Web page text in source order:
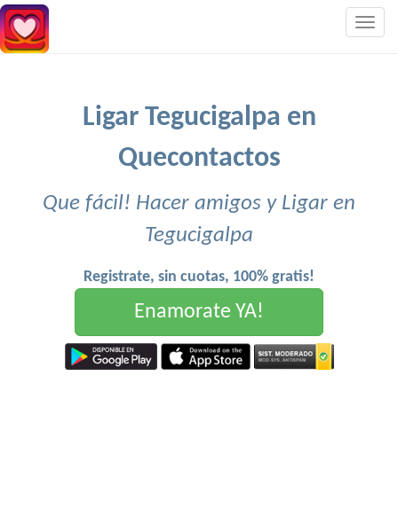
Ligar Tegucigalpa en
Quecontactos
Que fácil! Hacer amigos y Ligar en
Tegucigalpa
Registrate, sin cuotas, 100% gratis!
Enamorate YA!